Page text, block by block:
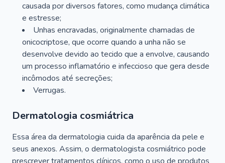
causada por diversos fatores, como mudança climática
e estresse;
Unhas encravadas, originalmente chamadas de
onicocriptose, que ocorre quando a unha não se
desenvolve devido ao tecido que a envolve, causando
um processo inflamatório e infeccioso que gera desde
incômodos até secreções;
Verrugas.
Dermatologia cosmiátrica
Essa área da dermatologia cuida da aparência da pele e
seus anexos. Assim, o dermatologista cosmiátrico pode